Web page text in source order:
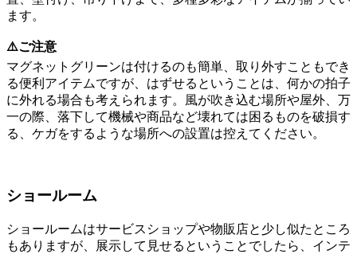
ます。
⚠️ご注意
マグネットグリーンは付けるのも簡単、取り外すこともでき
る便利アイテムですが、はずせるということは、何かの拍子
に外れる場合も考えられます。風が吹き込む場所や屋外、万
一の際、落下して機械や商品など壊れては困るものを破損す
る、ケガをするような場所への設置は控えてください。
ショールーム
ショールームはサービスショップや物販店と少し似たところ
もありますが、展示して見せるということでしたら、インテ